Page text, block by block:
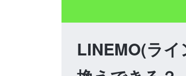
LINEMO(ラ